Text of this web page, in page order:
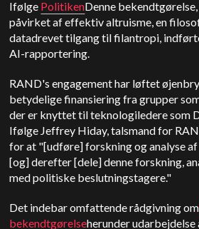
Ifølge PolitikenDenne
påvirket af effektiv altruisme, en
datadrevet tilgang til filantropi,
AI-rapportering.
RAND's engagement har løftet
betydelige finansiering fra grupper
der er knyttet til teknologiledere som
Ifølge Jeffrey Hiday, talsmand for
for at "[udføre] forskning og analyse
[og] derefter [dele] denne forskning,
med politiske beslutningstagere."
Det indebar omfattende rådgivning
bekendtgørelseherunder udarbejdelse